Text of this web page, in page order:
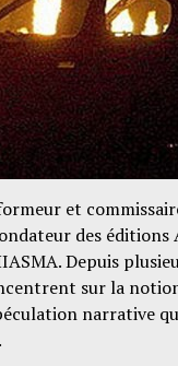
et
des éditions
Depuis
sur la
narrative